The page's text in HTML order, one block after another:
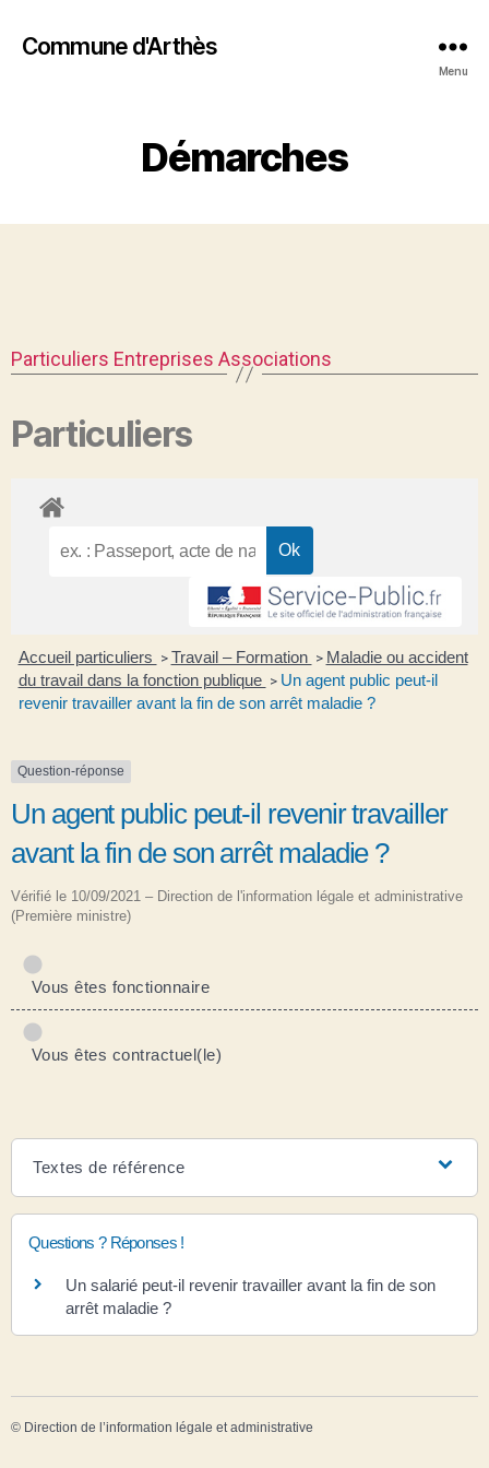
Commune d'Arthès
Menu
Démarches
Particuliers Entreprises Associations
Particuliers
Accueil particuliers > Travail – Formation > Maladie ou accident
du travail dans la fonction publique > Un agent public peut-il
revenir travailler avant la fin de son arrêt maladie ?
Question-réponse
Un agent public peut-il revenir travailler
avant la fin de son arrêt maladie ?
Vérifié le 10/09/2021 – Direction de l'information légale et administrative
(Première ministre)
Vous êtes fonctionnaire
Vous êtes contractuel(le)
Textes de référence
Questions ? Réponses !
Un salarié peut-il revenir travailler avant la fin de son
arrêt maladie ?
© Direction de l’information légale et administrative